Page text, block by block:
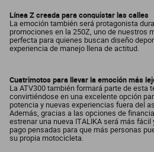
Línea Z creada para conquistar las calles
La emoción también será protagonista
promociones en la 250Z, uno de nuestros
perfecta para quienes buscan diseño
experiencia de manejo llena de actitud.
Cuatrimotos para llevar la emoción más
La ATV300 también formará parte de esta
convirtiéndose en una excelente opción
potencia y nuevas experiencias fuera del
Además, gracias a las opciones de
estrenar una nueva ITALIKA será más
pago pensadas para que más personas
su propia motocicleta.